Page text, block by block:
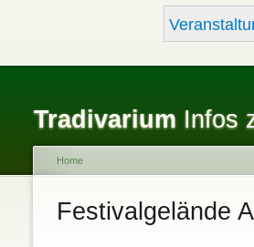
Tradivarium Infos
You are here
Home
Festivalgelände